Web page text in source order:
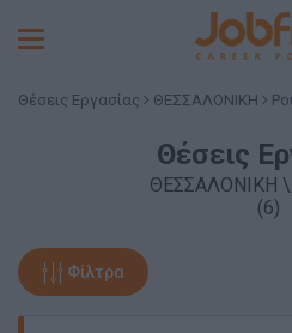
Toggle
Θέσεις Εργασίας ΘΕΣΣΑΛΟΝΙΚΗ
Θέσεις
ΘΕΣΣΑΛΟΝΙΚΗ \
(6)
Φίλτρα